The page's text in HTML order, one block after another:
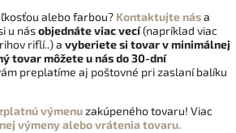
alebo farbou? Kontaktujte nása
u násobjednáte viac vecí(napríklad viac
riflí..) a vyberiete si tovar v minimálnej
tovar môžete u nás do 30-dní
preplatíme aj poštovné pri zaslaní balíku
výmenuzakúpeného tovaru! Viac
výmeny alebo vrátenia tovaru.